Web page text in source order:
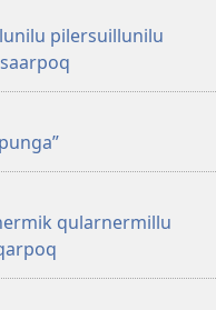
pilersuillunilu
qularnermillu